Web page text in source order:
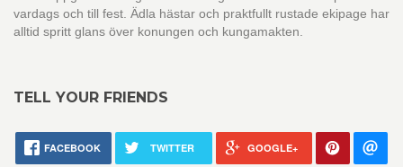
vardags och till fest. Ädla hästar och praktfullt rustade ekipage har
alltid spritt glans över konungen och kungamakten.
TELL YOUR FRIENDS
FACEBOOK TWITTER GOOGLE+